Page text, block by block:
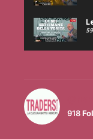
918